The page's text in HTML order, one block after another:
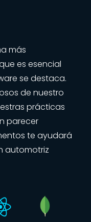
más
es esencial
se destaca.
de nuestro
prácticas
parecer
te ayudará
automotriz